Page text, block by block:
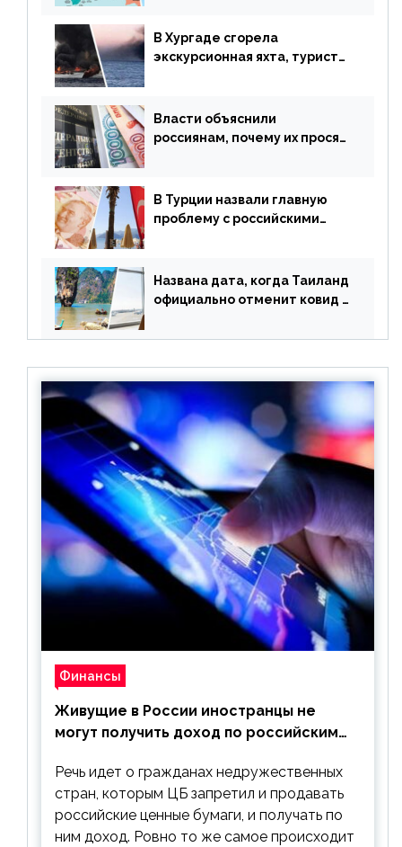
В Хургаде сгорела
экскурсионная яхта, туристы
Власти объяснили
россиянам, почему их просят
В Турции назвали главную
проблему с российскими
Названа дата, когда Таиланд
официально отменит ковид и
Финансы
Живущие в России иностранцы не
могут получить доход по российским
Речь идет о гражданах недружественных
стран, которым ЦБ запретил и продавать
российские ценные бумаги, и получать по
ним доход. Ровно то же самое происходит